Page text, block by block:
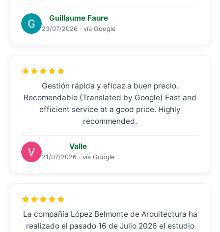
Guillaume Faure
23/07/2026 · vía Google
Gestión rápida y eficaz a buen precio.
Recomendable (Translated by Google) Fast and
efficient service at a good price. Highly
recommended.
Valle
21/07/2026 · vía Google
La compañía López Belmonte de Arquitectura ha
realizado el pasado 16 de Julio 2026 el estudio